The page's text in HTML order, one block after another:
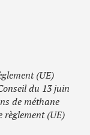
(UE)
du 13 juin
de méthane
règlement (UE)